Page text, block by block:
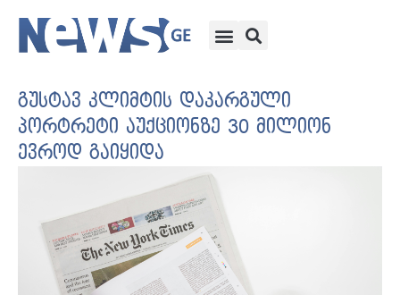
გუსტავ კლიმტის დაკარგული
პორტრეტი აუქციონზე 30 მილიონ
ევროდ გაიყიდა